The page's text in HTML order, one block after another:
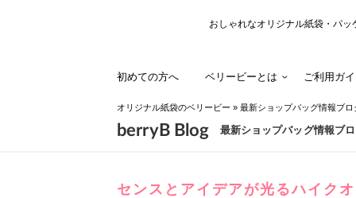
おしゃれなオリジナル紙袋・パ
初めての方へ ベリービーとは ご利用ガ
オリジナル紙袋のベリービー » 最新ショップバッグ情報ブロ
最新ショップバッグ情報ブ
berryB Blog
センスとアイデアが光るハイク